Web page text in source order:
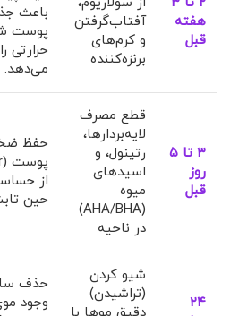
هفته
قبل
آفتاب‌گرفتن
و کرم‌های
برنزه‌کننده
باعث
پوست
حرارتی
می‌دهد.
۳ تا ۵
روز
قبل
قطع مصرف
لایه‌بردارها،
رتینول، و
اسیدهای
میوه
(AHA/BHA)
در ناحیه
حفظ
از
حین
۲۴
شیو کردن
(تراشیدن)
حذف
وجود